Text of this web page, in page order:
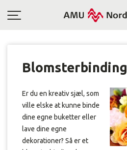
Toggle
Blomsterbinding
Er du en kreativ sjæl, som
ville elske at kunne binde
dine egne buketter eller
lave dine egne
dekorationer? Så er et